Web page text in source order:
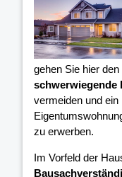
gehen Sie hier
schwerwiegende
vermeiden und ein
zu erwerben.
Im Vorfeld der